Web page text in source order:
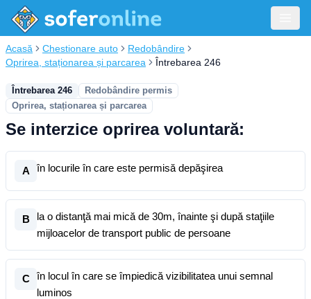
Acasă Chestionare auto
Redobândire
Oprirea, staționarea și parcarea
Întrebarea 246
Întrebarea 246
Redobândire permis
Oprirea, staționarea și parcarea
Se interzice oprirea voluntară:
A în locurile în care este permisă depăşirea
B
la o distanţă mai mică de 30m, înainte şi după staţiile
mijloacelor de transport public de persoane
C
în locul în care se împiedică vizibilitatea unui semnal
luminos